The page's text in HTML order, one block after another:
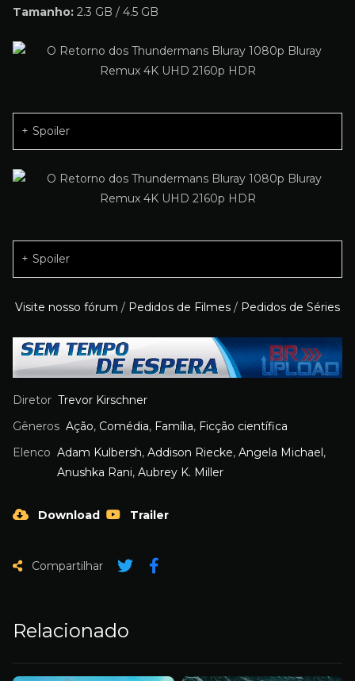
Tamanho: 2.3 GB / 4.5 GB
Spoiler
Spoiler
Visite nosso fórum / Pedidos de Filmes / Pedidos de Séries
Diretor Trevor Kirschner
Gêneros Ação, Comédia, Família, Ficção científica
Elenco Adam Kulbersh, Addison Riecke, Angela Michael ,
Anushka Rani, Aubrey K. Miller
Download Trailer
Compartilhar
Relacionado